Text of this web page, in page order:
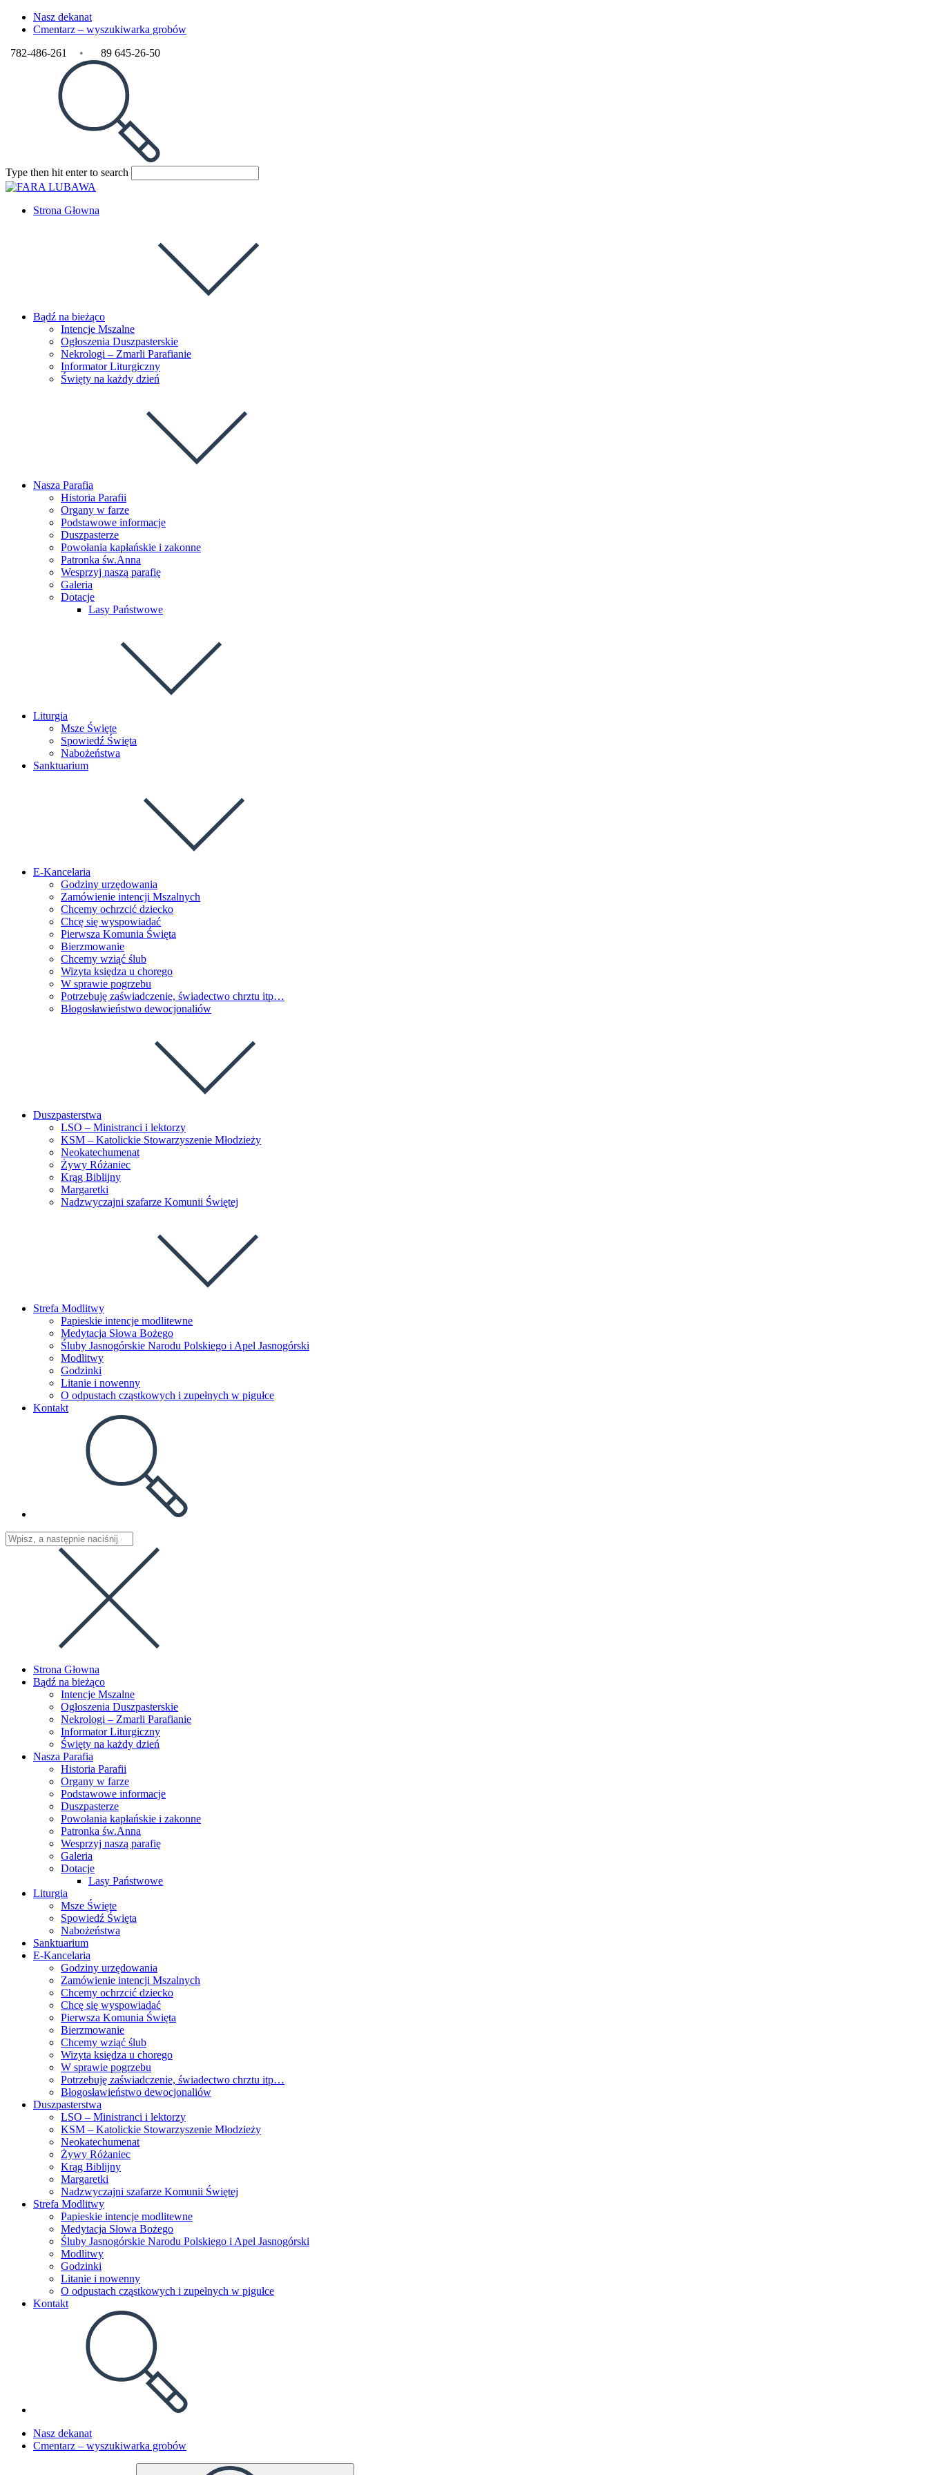
Skip
Nasz dekanat
Cmentarz – wyszukiwarka grobów
782-486-261
• 89 645-26-50
Search
this
website
Type then hit enter to search
Escape
panel.
Strona Głowna
Bądź na bieżąco
Intencje Mszalne
Ogłoszenia Duszpasterskie
Nekrologi – Zmarli Parafianie
Informator Liturgiczny
Święty na każdy dzień
Nasza Parafia
Historia Parafii
Organy w farze
Podstawowe informacje
Duszpasterze
Powołania kapłańskie i zakonne
Patronka św.Anna
Wesprzyj naszą parafię
Galeria
Dotacje
Lasy Państwowe
Liturgia
Msze Święte
Spowiedź Święta
Nabożeństwa
Sanktuarium
E-Kancelaria
Godziny urzędowania
Zamówienie intencji Mszalnych
Chcemy ochrzcić dziecko
Chcę się wyspowiadać
Pierwsza Komunia Święta
Bierzmowanie
Chcemy wziąć ślub
Wizyta księdza u chorego
W sprawie pogrzebu
Potrzebuję zaświadczenie, świadectwo chrztu itp…
Błogosławieństwo dewocjonaliów
Duszpasterstwa
LSO – Ministranci i lektorzy
KSM – Katolickie Stowarzyszenie Młodzieży
Neokatechumenat
Żywy Różaniec
Krąg Biblijny
Margaretki
Nadzwyczajni szafarze Komunii Świętej
Strefa Modlitwy
Papieskie intencje modlitewne
Medytacja Słowa Bożego
Śluby Jasnogórskie Narodu Polskiego i Apel Jasnogórski
Modlitwy
Godzinki
Litanie i nowenny
O odpustach cząstkowych i zupełnych w pigułce
Kontakt
Search
this
Escape
to
close
Strona Głowna
Bądź na bieżąco
Intencje Mszalne
Ogłoszenia Duszpasterskie
Nekrologi – Zmarli Parafianie
Informator Liturgiczny
Święty na każdy dzień
Nasza Parafia
Historia Parafii
Organy w farze
Podstawowe informacje
Duszpasterze
Powołania kapłańskie i zakonne
Patronka św.Anna
Wesprzyj naszą parafię
Galeria
Dotacje
Lasy Państwowe
Liturgia
Msze Święte
Spowiedź Święta
Nabożeństwa
Sanktuarium
E-Kancelaria
Godziny urzędowania
Zamówienie intencji Mszalnych
Chcemy ochrzcić dziecko
Chcę się wyspowiadać
Pierwsza Komunia Święta
Bierzmowanie
Chcemy wziąć ślub
Wizyta księdza u chorego
W sprawie pogrzebu
Potrzebuję zaświadczenie, świadectwo chrztu itp…
Błogosławieństwo dewocjonaliów
Duszpasterstwa
LSO – Ministranci i lektorzy
KSM – Katolickie Stowarzyszenie Młodzieży
Neokatechumenat
Żywy Różaniec
Krąg Biblijny
Margaretki
Nadzwyczajni szafarze Komunii Świętej
Strefa Modlitwy
Papieskie intencje modlitewne
Medytacja Słowa Bożego
Śluby Jasnogórskie Narodu Polskiego i Apel Jasnogórski
Modlitwy
Godzinki
Litanie i nowenny
O odpustach cząstkowych i zupełnych w pigułce
Kontakt
Nasz dekanat
Cmentarz – wyszukiwarka grobów